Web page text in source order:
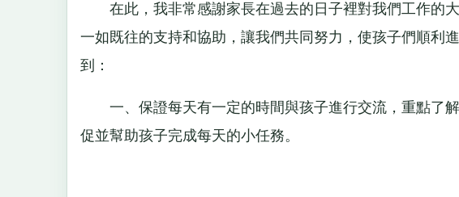
在此，我非常感謝家長在過去的日子裡對我們工作的
一如既往的支持和協助，讓我們共同努力，使孩子們順利
到：
一、保證每天有一定的時間與孩子進行交流，重點了
促並幫助孩子完成每天的小任務。